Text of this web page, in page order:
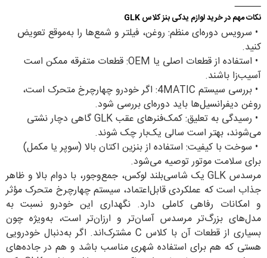
⸻
نکات مهم در خرید لوازم یدکی بنز کلاس GLK
• سرویس دوره‌ای منظم: روغن، فیلتر و شمع‌ها را به‌موقع تعویض
کنید.
•
استفاده از قطعات اصلی یا OEM: قطعات متفرقه ممکن است
آسیب‌زا باشند.
•
بررسی سیستم 4MATIC: اگر خودرو چهارچرخ متحرک است،
روغن دیفرانسیل‌ها باید دوره‌ای بررسی شود.
•
رسیدگی به تعلیق: کمک‌فنرهای عقب GLK گاهی دچار نشتی
می‌شوند، بهتر است سالی یک‌بار چک شوند.
• سوخت با کیفیت: استفاده از بنزین اکتان بالا (سوپر یا مکمل)
برای سلامت موتور توصیه می‌شود.
مرسدس GLK یک شاسی‌بلند لوکس، جمع‌وجور، با دوام بالا و ظاهر
جذاب است که عملکردی قابل‌اعتماد، سیستم چهارچرخ متحرک مؤثر
و امکانات رفاهی کاملی دارد. نگهداری این خودرو نسبت به
مدل‌های بزرگ‌تر مرسدس آسان‌تر و ارزان‌تر است، به‌ویژه چون
بسیاری از قطعات آن با کلاس C مشترک‌اند. اگر به‌دنبال خودرویی
هستی که هم برای استفاده شهری مناسب باشد و هم در جاده‌های